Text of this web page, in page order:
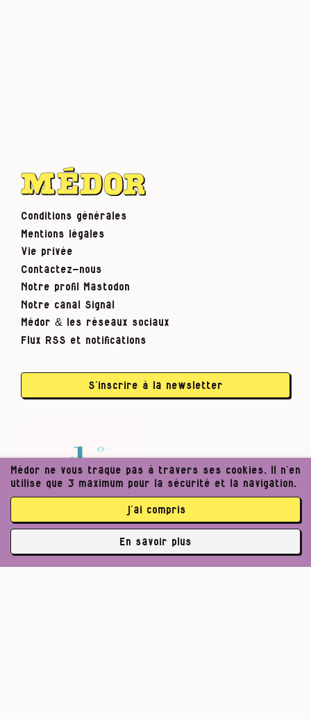
Conditions générales
Mentions légales
Vie privée
Contactez-nous
Notre profil Mastodon
Notre canal Signal
Médor & les réseaux sociaux
Flux RSS et notifications
S’inscrire à la newsletter
Médor ne vous traque pas à travers ses cookies. Il n’en
utilise que 3 maximum pour la sécurité et la navigation.
j’ai compris
En savoir plus